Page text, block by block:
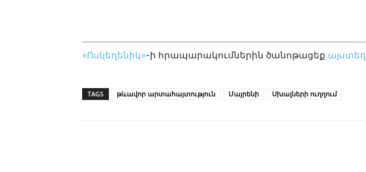
«Ոսկեղենիկ»-ի հրապարակումներին ծանոթացեք այստեղ
TAGS թևավոր արտահայտություն Մայրենի Սխալների ուղղում